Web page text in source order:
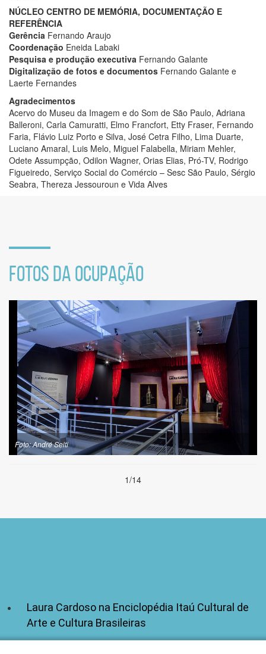
NÚCLEO CENTRO DE MEMÓRIA, DOCUMENTAÇÃO E
REFERÊNCIA
Gerência Fernando Araujo
Coordenação Eneida Labaki
Pesquisa e produção executiva Fernando Galante
Digitalização de fotos e documentos Fernando Galante e
Laerte Fernandes
Agradecimentos
Acervo do Museu da Imagem e do Som de São Paulo, Adriana
Balleroni, Carla Camuratti, Elmo Francfort, Etty Fraser, Fernando
Faria, Flávio Luiz Porto e Silva, José Cetra Filho, Lima Duarte,
Luciano Amaral, Luis Melo, Miguel Falabella, Miriam Mehler,
Odete Assumpção, Odilon Wagner, Orias Elias, Pró-TV, Rodrigo
Figueiredo, Serviço Social do Comércio – Sesc São Paulo, Sérgio
Seabra, Thereza Jessouroun e Vida Alves
FOTOS DA OCUPAÇÃO
Foto: André Seiti
1/14
Laura Cardoso na Enciclopédia Itaú Cultural de
Arte e Cultura Brasileiras